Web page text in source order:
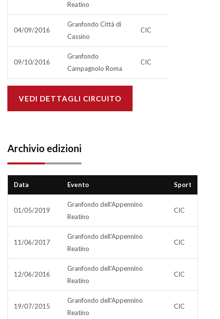
Reatino
04/09/2016
Granfondo Città di
Cassino
CIC
09/10/2016
Granfondo
Campagnolo Roma
CIC
VEDI DETTAGLI CIRCUITO
Archivio edizioni
Data Evento Sport
01/05/2019
Granfondo dell'Appennino
Reatino
CIC
11/06/2017
Granfondo dell'Appennino
Reatino
CIC
12/06/2016
Granfondo dell'Appennino
Reatino
CIC
19/07/2015
Granfondo dell'Appennino
Reatino
CIC